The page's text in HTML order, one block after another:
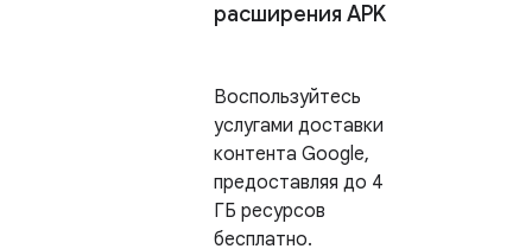
расширения APK
Воспользуйтесь
услугами доставки
контента Google,
предоставляя до 4
ГБ ресурсов
бесплатно.